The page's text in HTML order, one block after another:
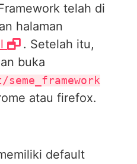
telah di
halaman
. Setelah itu,
buka
atau firefox.
default